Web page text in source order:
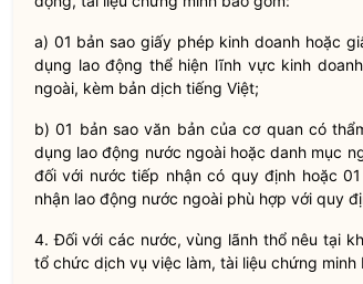
a) 01 bản sao giấy phép kinh doanh hoặc
dụng lao động thể hiện lĩnh vực kinh
ngoài, kèm bản dịch tiếng Việt;
b) 01 bản sao văn bản của cơ quan có
dụng lao động nước ngoài hoặc danh mục
đối với nước tiếp nhận có quy định hoặc
nhận lao động nước ngoài phù hợp với quy
4. Đối với các nước, vùng lãnh thổ nêu tại
tổ chức dịch vụ việc làm, tài liệu chứng minh